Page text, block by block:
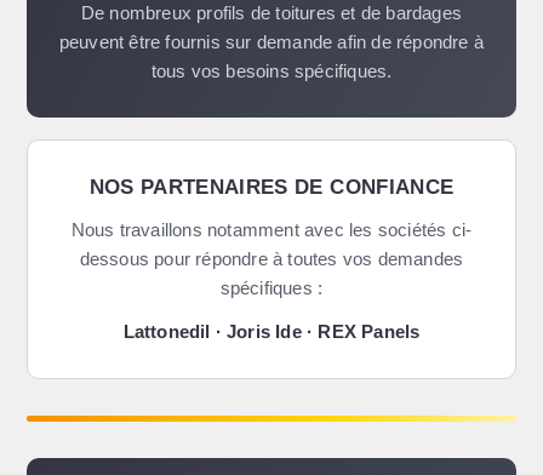
De nombreux profils de toitures et de bardages
peuvent être fournis sur demande afin de répondre à
tous vos besoins spécifiques.
NOS PARTENAIRES DE CONFIANCE
Nous travaillons notamment avec les sociétés ci-
dessous pour répondre à toutes vos demandes
spécifiques :
Lattonedil · Joris Ide · REX Panels